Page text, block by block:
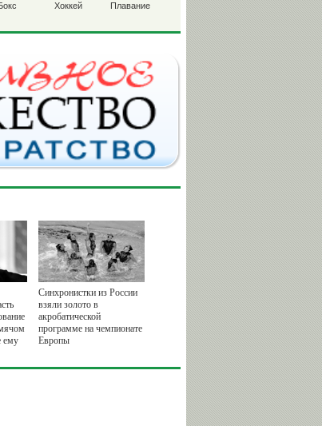
Хоккей Плавание
ему
Синхронистки из России
взяли золото в
акробатической
программе на чемпионате
Европы